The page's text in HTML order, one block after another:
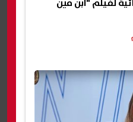
لفيلم "ابن مين